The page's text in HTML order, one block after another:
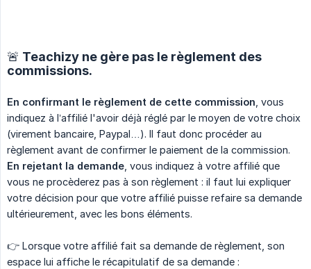
🚨 Teachizy ne gère pas le règlement des
commissions.
En confirmant le règlement de cette commission , vous
indiquez à l’affilié l'avoir déjà réglé par le moyen de votre choix
(virement bancaire, Paypal…). Il faut donc procéder au
règlement avant de confirmer le paiement de la commission.
En rejetant la demande , vous indiquez à votre affilié que
vous ne procèderez pas à son règlement : il faut lui expliquer
votre décision pour que votre affilié puisse refaire sa demande
ultérieurement, avec les bons éléments.
👉 Lorsque votre affilié fait sa demande de règlement, son
espace lui affiche le récapitulatif de sa demande :